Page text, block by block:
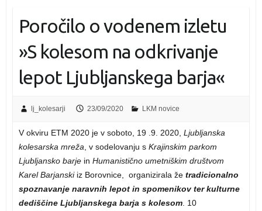
Poročilo o vodenem izletu
»S kolesom na odkrivanje
lepot Ljubljanskega barja«
lj_kolesarji 23/09/2020 LKM novice
V okviru ETM 2020 je v soboto, 19 .9. 2020, Ljubljanska
kolesarska mreža , v sodelovanju s Krajinskim parkom
Ljubljansko barjein Humanistično umetniškim društvom
Karel Barjanskiiz Borovnice, organizirala že tradicionalno
spoznavanje naravnih lepot in spomenikov ter kulturne
dediščine Ljubljanskega barja s kolesom. 10